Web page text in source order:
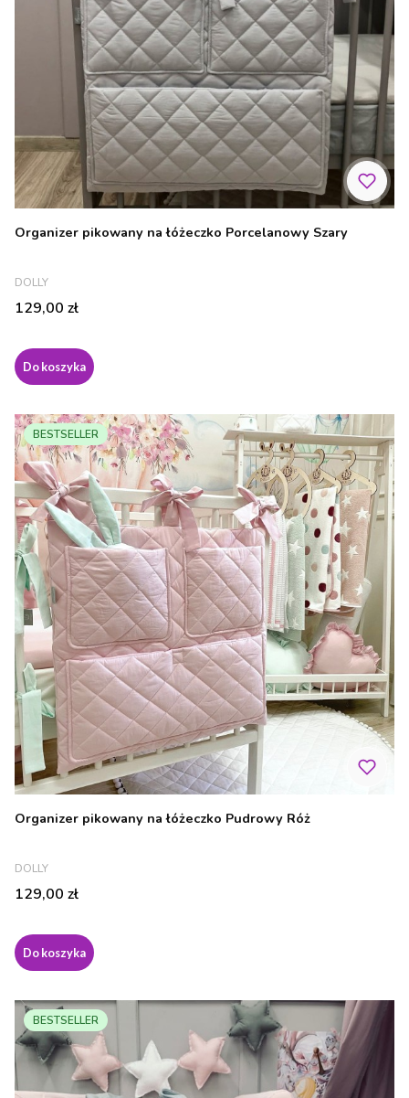
Organizer pikowany na łóżeczko Porcelanowy Szary
PRODUCENT
DOLLY
Cena
129,00 zł
Do koszyka
BESTSELLER
Organizer pikowany na łóżeczko Pudrowy Róż
PRODUCENT
DOLLY
Cena
129,00 zł
Do koszyka
BESTSELLER